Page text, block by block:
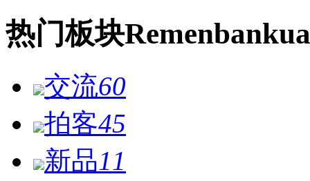
热门板块Remen
交流60
拍客45
新品11